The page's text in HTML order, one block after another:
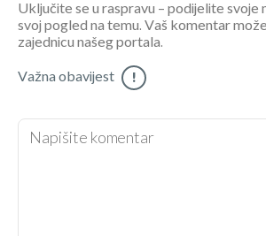
Uključite se u raspravu – podijelite
svoj pogled na temu. Vaš komentar
zajednicu našeg portala.
Važna obavijest !